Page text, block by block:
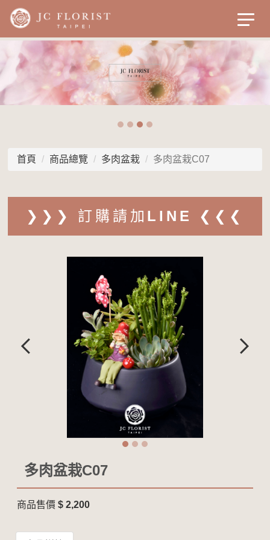
首頁 商品總覽 多肉盆栽 多肉盆栽C07
❯❯❯ 訂購請加LINE ❮❮❮
多肉盆栽C07
商品售價 $ 2,200